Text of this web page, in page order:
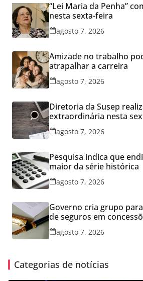
“Lei Maria da Penha”
nesta sexta-feira
agosto 7, 2026
Amizade no trabalho
atrapalhar a carreira
agosto 7, 2026
Diretoria da Susep
extraordinária nesta
agosto 7, 2026
Pesquisa indica que
maior da série histórica
agosto 7, 2026
Governo cria grupo
de seguros em
agosto 7, 2026
Categorias de notícias